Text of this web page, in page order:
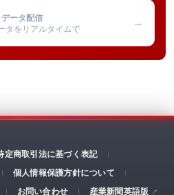
データ配信
タをリアルタイムで
→
定商取引法に基づく表記
個人情報保護方針について
お問い合わせ 産業新聞英語版